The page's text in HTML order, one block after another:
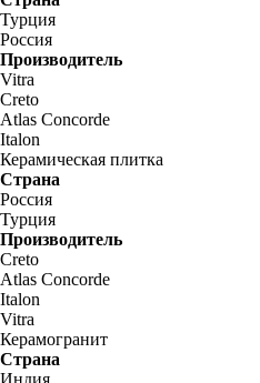
Турция
Россия
Производитель
Vitra
Creto
Atlas Concorde
Italon
Керамическая плитка
Страна
Россия
Турция
Производитель
Creto
Atlas Concorde
Italon
Vitra
Керамогранит
Страна
Индия